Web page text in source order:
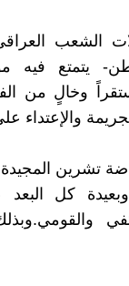
الشعب
يتمتع فيه
وخالٍ من
والإعتداء
تشرين
كل البعد